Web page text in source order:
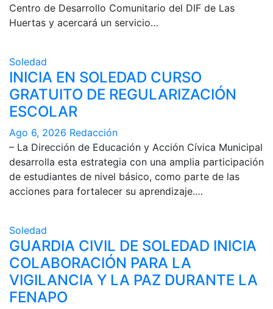
Centro de Desarrollo Comunitario del DIF de Las
Huertas y acercará un servicio…
Soledad
INICIA EN SOLEDAD CURSO
GRATUITO DE REGULARIZACIÓN
ESCOLAR
Ago 6, 2026 Redacción
– La Dirección de Educación y Acción Cívica Municipal
desarrolla esta estrategia con una amplia participación
de estudiantes de nivel básico, como parte de las
acciones para fortalecer su aprendizaje.…
Soledad
GUARDIA CIVIL DE SOLEDAD INICIA
COLABORACIÓN PARA LA
VIGILANCIA Y LA PAZ DURANTE LA
FENAPO